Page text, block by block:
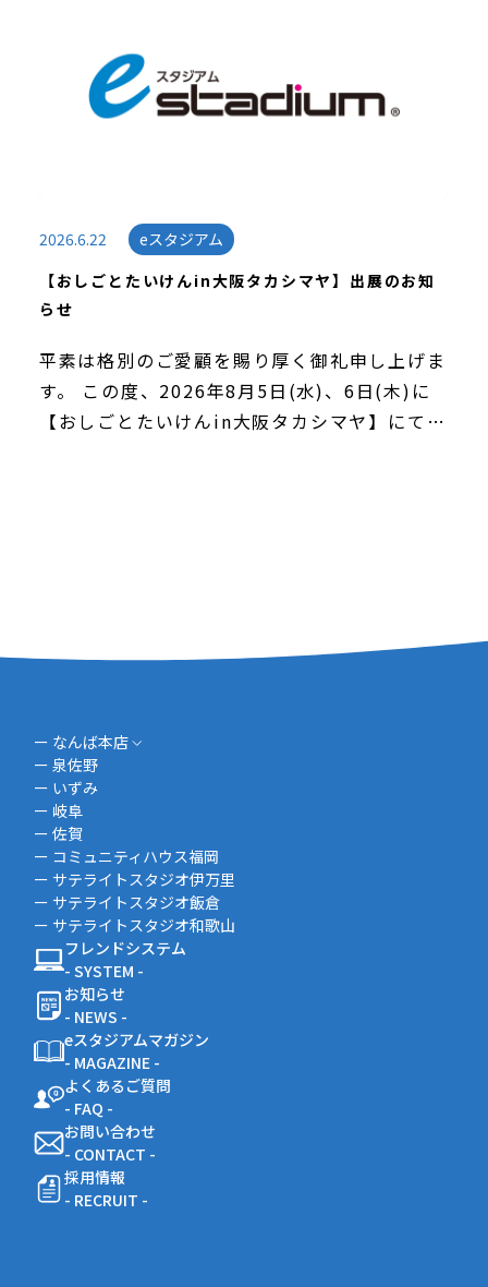
2026.6.22
eスタジアム
【おしごとたいけんin大阪タカシマヤ】出展のお知
らせ
平素は格別のご愛顧を賜り厚く御礼申し上げま
す。 この度、2026年8月5日(水)、6日(木)に
【おしごとたいけんin大阪タカシマヤ】にて
ー なんば本店
ー 泉佐野
ー いずみ
ー 岐阜
ー 佐賀
ー コミュニティハウス福岡
ー サテライトスタジオ伊万里
ー サテライトスタジオ飯倉
ー サテライトスタジオ和歌山
フレンドシステム
- SYSTEM -
お知らせ
- NEWS -
eスタジアムマガジン
- MAGAZINE -
よくあるご質問
- FAQ -
お問い合わせ
- CONTACT -
採用情報
- RECRUIT -